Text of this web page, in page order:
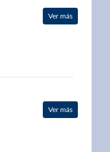
Ver más
Ver más